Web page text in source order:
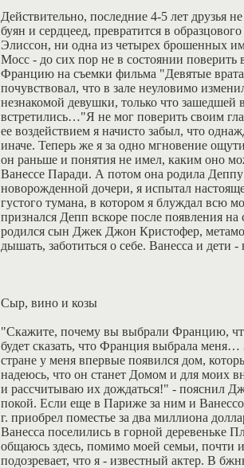
Действительно, последние 4-5 лет друзья
буян и сердцеед, превратится в
Элиссон, ни одна из четырех брошенных
Мосс - до сих пор не в состоянии поверить
Францию на съемки фильма "Девятые
почувствовал, что в зале неуловимо
незнакомой девушки, только что зашедшей
встретились…"Я не мог поверить своим
ее воздействием я начисто забыл, что
иначе. Теперь же я за одно мгновение
он раньше и понятия не имел, каким оно
Ванессе Паради. А потом она родила
новорожденной дочери, я испытал
густого тумана, в котором я блуждал всю
признался Депп вскоре после появления
родился сын Джек Джон Кристофер,
дышать, заботиться о себе. Ванесса и дети
Сыр, вино и козы
"Скажите, почему вы выбрали Францию,
будет сказать, что Франция выбрала
стране у меня впервые появился дом,
надеюсь, что он станет Домом и для моих
и рассчитываю их дождаться!" - пояснил
покой. Если еще в Париже за ним и
г. приобрел поместье за два миллиона
Ванесса поселились в горной деревеньке
общаюсь здесь, помимо моей семьи, почти
подозревает, что я - известный актер. В